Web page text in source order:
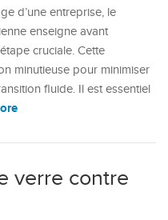
d’une entreprise, le
enseigne avant
cruciale. Cette
minutieuse pour minimiser
fluide. Il est essentiel
verre contre